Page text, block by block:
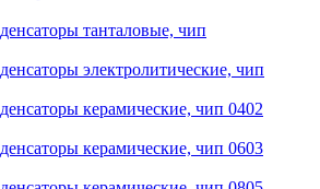
танталовые, чип
электролитические, чип
керамические, чип 0402
керамические, чип 0603